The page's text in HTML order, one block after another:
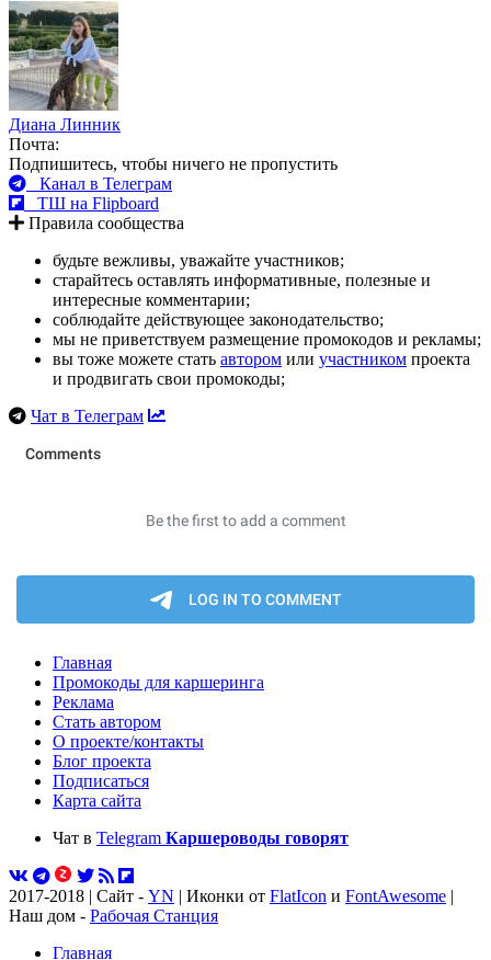
Диана Линник
Почта:
Подпишитесь, чтобы ничего не пропустить
Канал в Телеграм
ТШ на Flipboard
Правила сообщества
будьте вежливы, уважайте участников;
старайтесь оставлять информативные, полезные и
интересные комментарии;
соблюдайте действующее законодательство;
мы не приветствуем размещение промокодов и рекламы;
вы тоже можете стать автором или участником проекта
и продвигать свои промокоды;
Чат в Телеграм
Главная
Промокоды для каршеринга
Реклама
Стать автором
О проекте/контакты
Блог проекта
Подписаться
Карта сайта
Чат в Telegram Каршероводы говорят
2017-2018 | Сайт - YN | Иконки от FlatIcon и FontAwesome |
Наш дом - Рабочая Станция
Главная